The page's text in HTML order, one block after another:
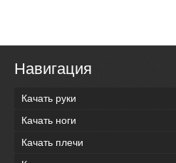
Навигация
Качать руки
Качать ноги
Качать плечи